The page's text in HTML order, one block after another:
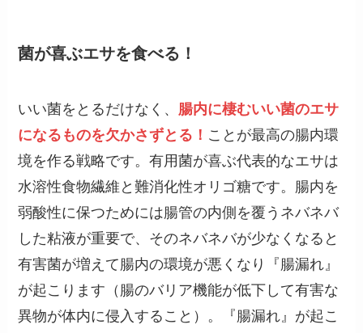
菌が喜ぶエサを食べる！
いい菌をとるだけなく、 腸内に棲むいい菌のエサ
になるものを欠かさずとる！ ことが最高の腸内環
境を作る戦略です。有用菌が喜ぶ代表的なエサは
水溶性食物繊維と難消化性オリゴ糖です。腸内を
弱酸性に保つためには腸管の内側を覆うネバネバ
した粘液が重要で、そのネバネバが少なくなると
有害菌が増えて腸内の環境が悪くなり『腸漏れ』
が起こります（腸のバリア機能が低下して有害な
異物が体内に侵入すること）。『腸漏れ』が起こ